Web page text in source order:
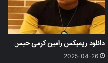
دانلود ریمیکس رامین کرمی حبس
2025-04-26